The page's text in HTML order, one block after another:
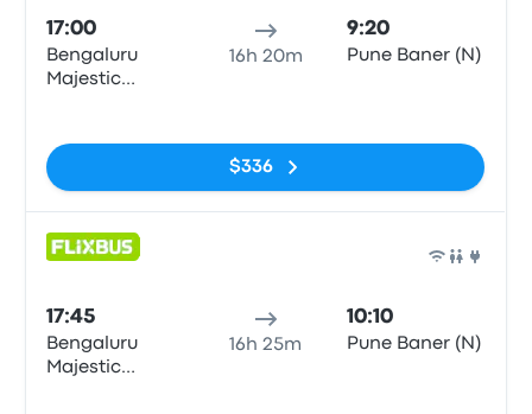
17:00
Bengaluru
Majestic
Zone)
16h 20m
9:20
Pune Baner (N)
$336
17:45
Bengaluru
Majestic
16h 25m
10:10
Pune Baner (N)